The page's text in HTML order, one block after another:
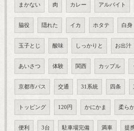
まかない 肉 カレー アルバイト
脇役 隠れた イカ ホタテ 白身
玉子とじ 酸味 しっかりと お出汁
あいさつ 体験 関西 カップル
京都市バス 交通 31系統 四条
トッピング 120円 かにかま 柔ら
便利 3台 駐車場完備 満車 提